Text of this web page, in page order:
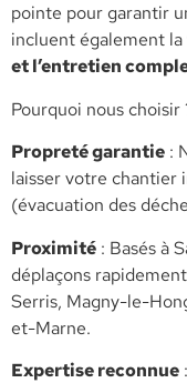
pointe pour garantir
incluent également la
et l’entretien
​Pourquoi nous choisir
​Propreté garantie :
laisser votre chantier
(évacuation des
​Proximité : Basés à
déplaçons
Serris, Magny-le-
et-Marne.
​Expertise reconnue